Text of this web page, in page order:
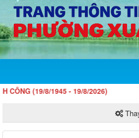
8/1945 - 19/8/2026)